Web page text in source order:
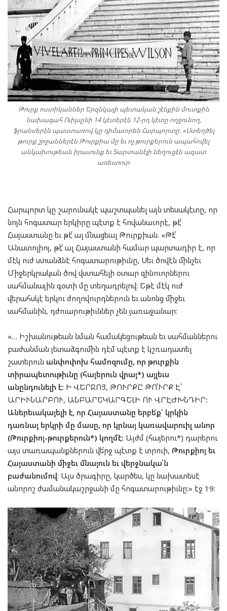
Թուրք ոստիկաններ Երզնկայի պետական շէնքին մուտքին
նախագահ Ուիլսընի 14 կէտերէն 12-րդ կէտը ողջունող,
ֆրանսերէն պաստառով կը դիմաւորեն Հարպորտը. «Ստեղծել
թուրք շրջաններէն Թուրքիա մը եւ ոչ թուրքերուն ապահովել
անկախութեան իրաւունք եւ Տարտանէլի նեղուցէն ազատ
առեւտուր
Հարպորտ կը շարունակէ պաշտպանել այն տեսակէտը, որ
նոյն հոգատար երկիրը պէտք է հովանաւորէ, թէ՛
Հայաստանը եւ թէ՛ ալ մնացեալ Թուրքիան. «Թէ՛
Անատոլիոյ, թէ՛ ալ Հայաստանի համար պարտադիր է, որ
մէկ ուժ ստանձնէ հոգատարութիւնը, Սեւ ծովէն մինչեւ
Միջերկրական ծով վստահելի օտար զինուորներու
սահմանային գօտի մը տեղադրելով: Եթէ մէկ ուժ
վերահսկէ երկու ժողովուրդներուն եւ անոնց միջեւ
սահմանին, դժուարութիւններ չեն յառաջանար:
«… Իշխանութեան նման համակեցութեան եւ սահմաններու
բաժանման յետաձգումին դէմ պէտք է կշռադատել
շատերուն անփոփոխ համոզումը, որ թուրքին
տիրապետութիւնը (հայերուն վրայ*) այլեւս
անընդունելի է: Ի ՎԵՐՋՈՅ, ԹՈՒՐՔԸ ԹՈ՛ՒՐՔ Է՝
ԱՐԻՒՆԱՐԲՈՒ, ԱՆԲԱՐԵԿԱՐԳԵԼԻ ՈՒ ՎՐԷԺԽՆԴԻՐ:
Աներեւակայելի է, որ Հայաստանը երբե՛ք՝ կրկին
դառնայ երկրի մը մասը, որ կրնայ կառավարուիլ անոր
(Թուրքիոյ-թուրքերուն*) կողմէ: Այժմ (հայերու*) դարերու
այս տառապանքներուն վե՛րջ պէտք է տրուի, Թուրքիոյ եւ
Հայաստանի միջեւ մնայուն եւ վերջնակա՛ն
բաժանումով: Այս ծրագիրը, կարծես, կը նախատեսէ
անորոշ ժամանակաշրջանի մը հոգատարութիւնը:» էջ 19: